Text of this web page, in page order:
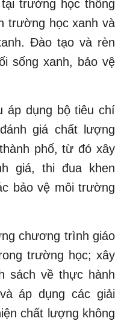
trường học thông
trường học xanh và
Đào tạo và rèn
sống xanh, bảo vệ
áp dụng bộ tiêu chí
giá chất lượng
phố, từ đó xây
giá, thi đua khen
bảo vệ môi trường
chương trình giáo
trường học; xây
sách về thực hành
áp dụng các giải
chất lượng không